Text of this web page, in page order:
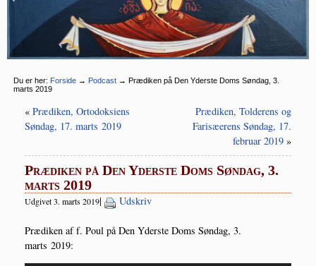
Du er her: Forside → Podcast → Prædiken på Den Yderste Doms Søndag, 3.
marts 2019
« Prædiken, Ortodoksiens
Søndag, 17. marts 2019
Prædiken, Tolderens og
Farisæerens Søndag, 17.
februar 2019 »
Prædiken på Den Yderste Doms Søndag, 3.
marts 2019
Udgivet 3. marts 2019| Udskriv
Præ­di­ken af f. Poul på Den Yder­ste Doms Søn­dag, 3.
marts 2019: